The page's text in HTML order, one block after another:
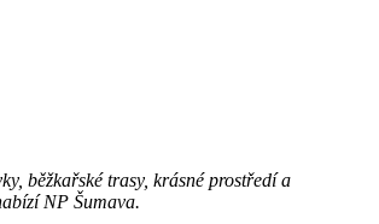
běžkařské trasy, krásné prostředí a
NP Šumava.